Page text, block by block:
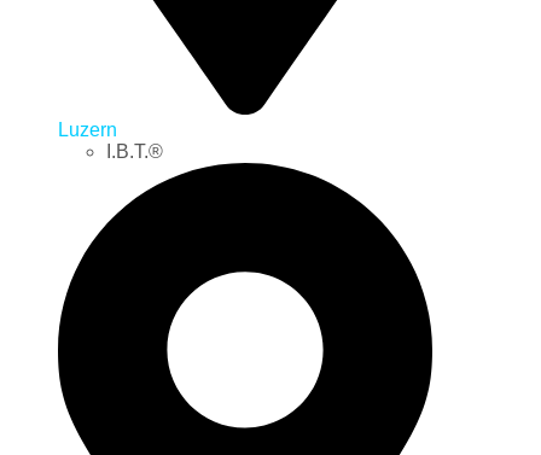
Luzern
I.B.T.®